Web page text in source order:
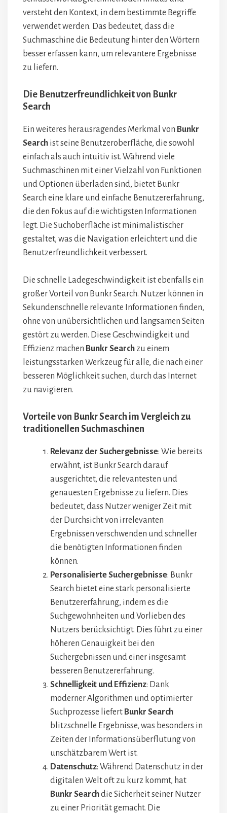
versteht den Kontext, in dem bestimmte Begriffe
verwendet werden. Das bedeutet, dass die
Suchmaschine die Bedeutung hinter den Wörtern
besser erfassen kann, um relevantere Ergebnisse
zu liefern.
Die Benutzerfreundlichkeit von Bunkr
Search
Ein weiteres herausragendes Merkmal von Bunkr
Search ist seine Benutzeroberfläche, die sowohl
einfach als auch intuitiv ist. Während viele
Suchmaschinen mit einer Vielzahl von Funktionen
und Optionen überladen sind, bietet Bunkr
Search eine klare und einfache Benutzererfahrung,
die den Fokus auf die wichtigsten Informationen
legt. Die Suchoberfläche ist minimalistischer
gestaltet, was die Navigation erleichtert und die
Benutzerfreundlichkeit verbessert.
Die schnelle Ladegeschwindigkeit ist ebenfalls ein
großer Vorteil von Bunkr Search. Nutzer können in
Sekundenschnelle relevante Informationen finden,
ohne von unübersichtlichen und langsamen Seiten
gestört zu werden. Diese Geschwindigkeit und
Effizienz machen Bunkr Search zu einem
leistungsstarken Werkzeug für alle, die nach einer
besseren Möglichkeit suchen, durch das Internet
zu navigieren.
Vorteile von Bunkr Search im Vergleich zu
traditionellen Suchmaschinen
Relevanz der Suchergebnisse: Wie bereits
erwähnt, ist Bunkr Search darauf
ausgerichtet, die relevantesten und
genauesten Ergebnisse zu liefern. Dies
bedeutet, dass Nutzer weniger Zeit mit
der Durchsicht von irrelevanten
Ergebnissen verschwenden und schneller
die benötigten Informationen finden
können.
Personalisierte Suchergebnisse: Bunkr
Search bietet eine stark personalisierte
Benutzererfahrung, indem es die
Suchgewohnheiten und Vorlieben des
Nutzers berücksichtigt. Dies führt zu einer
höheren Genauigkeit bei den
Suchergebnissen und einer insgesamt
besseren Benutzererfahrung.
Schnelligkeit und Effizienz: Dank
moderner Algorithmen und optimierter
Suchprozesse liefert Bunkr Search
blitzschnelle Ergebnisse, was besonders in
Zeiten der Informationsüberflutung von
unschätzbarem Wert ist.
Datenschutz: Während Datenschutz in der
digitalen Welt oft zu kurz kommt, hat
Bunkr Searchdie Sicherheit seiner Nutzer
zu einer Priorität gemacht. Die